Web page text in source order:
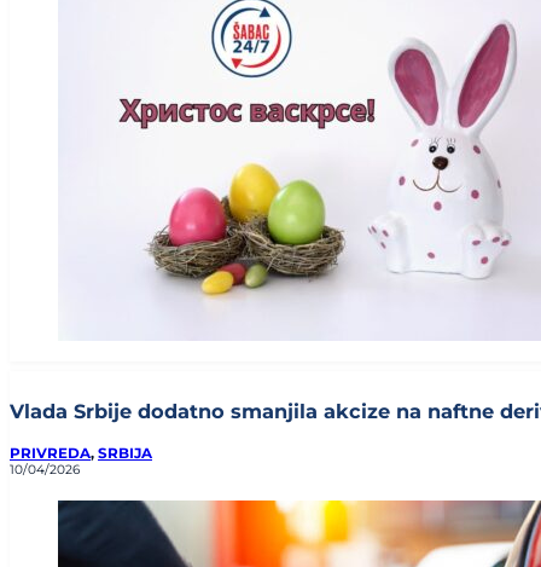
Vlada Srbije dodatno smanjila akcize na naftne
PRIVREDA, SRBIJA
10/04/2026